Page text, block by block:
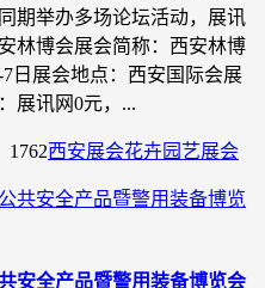
期举办多场论坛活动，展讯
林博会展会简称：西安林博
日展会地点：西安国际会展
展讯网0元，...
1762西安展会花卉园艺展会
安全产品暨警用装备博览会